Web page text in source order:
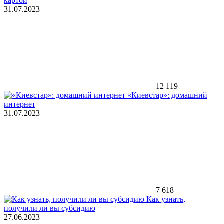
31.07.2023
12 119
«Киевстар»: домашний
интернет
31.07.2023
7 618
Как узнать,
получили ли вы субсидию
27.06.2023